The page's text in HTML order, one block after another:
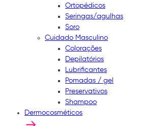
Ortopédicos
Seringas/agulhas
Soro
Cuidado Masculino
Colorações
Depilatórios
Lubrificantes
Pomadas / gel
Preservativos
Shampoo
Dermocosméticos